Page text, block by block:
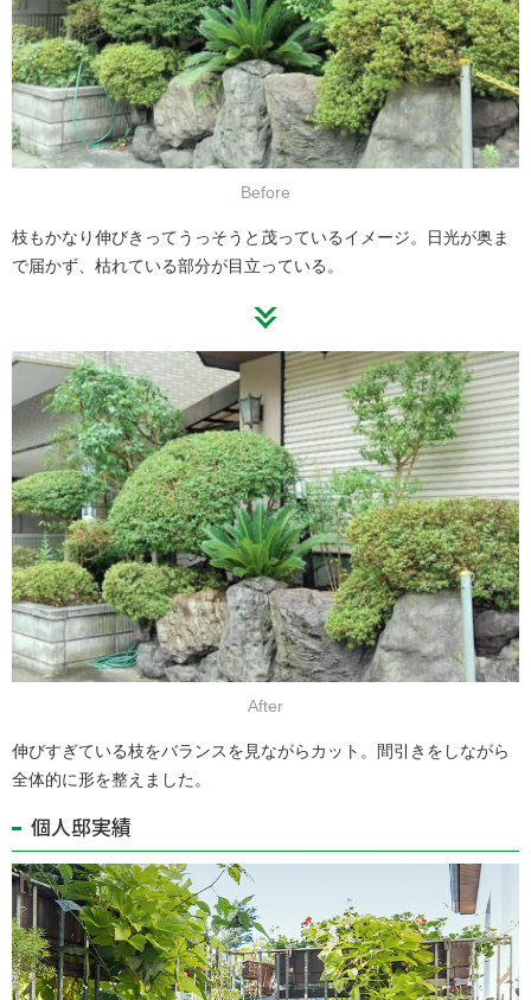
Before
枝もかなり伸びきってうっそうと茂っているイメージ。日光が奥ま
で届かず、枯れている部分が目立っている。
After
伸びすぎている枝をバランスを見ながらカット。間引きをしながら
全体的に形を整えました。
個人邸実績